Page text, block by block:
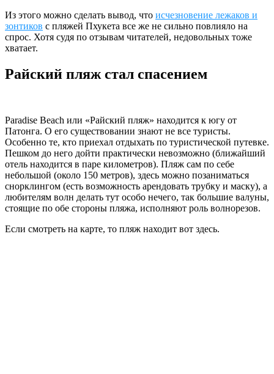
Из этого можно сделать вывод, что исчезновение лежаков и
зонтиков с пляжей Пхукета все же не сильно повлияло на
спрос. Хотя судя по отзывам читателей, недовольных тоже
хватает.
Райский пляж стал спасением
Paradise Beach или «Райский пляж» находится к югу от
Патонга. О его существовании знают не все туристы.
Особенно те, кто приехал отдыхать по туристической путевке.
Пешком до него дойти практически невозможно (ближайший
отель находится в паре километров). Пляж сам по себе
небольшой (около 150 метров), здесь можно позаниматься
снорклингом (есть возможность арендовать трубку и маску), а
любителям волн делать тут особо нечего, так большие валуны,
стоящие по обе стороны пляжа, исполняют роль волнорезов.
Если смотреть на карте, то пляж находит вот здесь.